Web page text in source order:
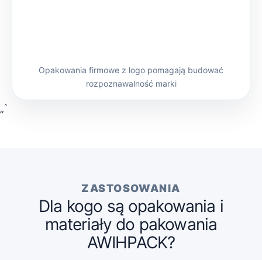
Opakowania firmowe z logo pomagają budować
rozpoznawalność marki
„`
ZASTOSOWANIA
Dla kogo są opakowania i
materiały do pakowania
AWIHPACK?